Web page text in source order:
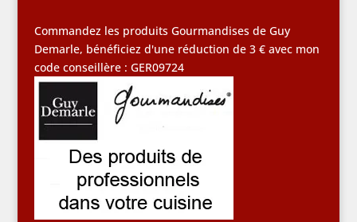
Commandez les produits Gourmandises de Guy
Demarle, bénéficiez d'une réduction de 3 € avec mon
code conseillère : GER09724